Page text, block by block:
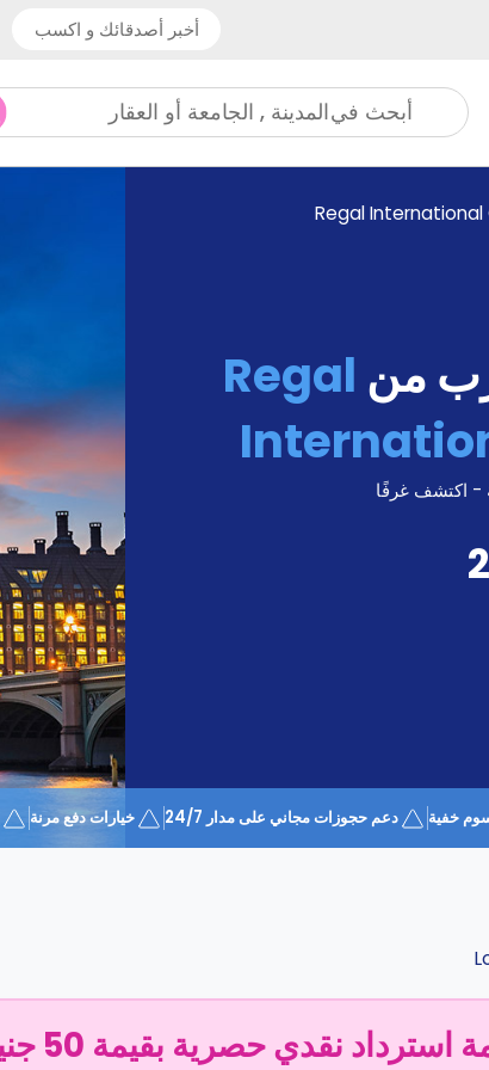
أخبر أصدقائك و اكسب
أبحث فيالمدينة , الجامعة أو العقار
Regal
من Regal
- اكتشف غرفًا
خفية دعم حجوزات مجاني على مدار 24/7 خيارات دفع مرنة
نقدي حصرية بقيمة 50 جنيهًا إسترلينيًا